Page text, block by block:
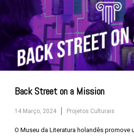
Back Street on a Mission
14 Março, 2024 Projetos Culturais
O Museu da Literatura holandês promove